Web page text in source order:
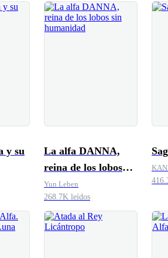
y su
La alfa DANNA,
reina de los lobos
sin humanidad
Yun Leben
268.7K leídos